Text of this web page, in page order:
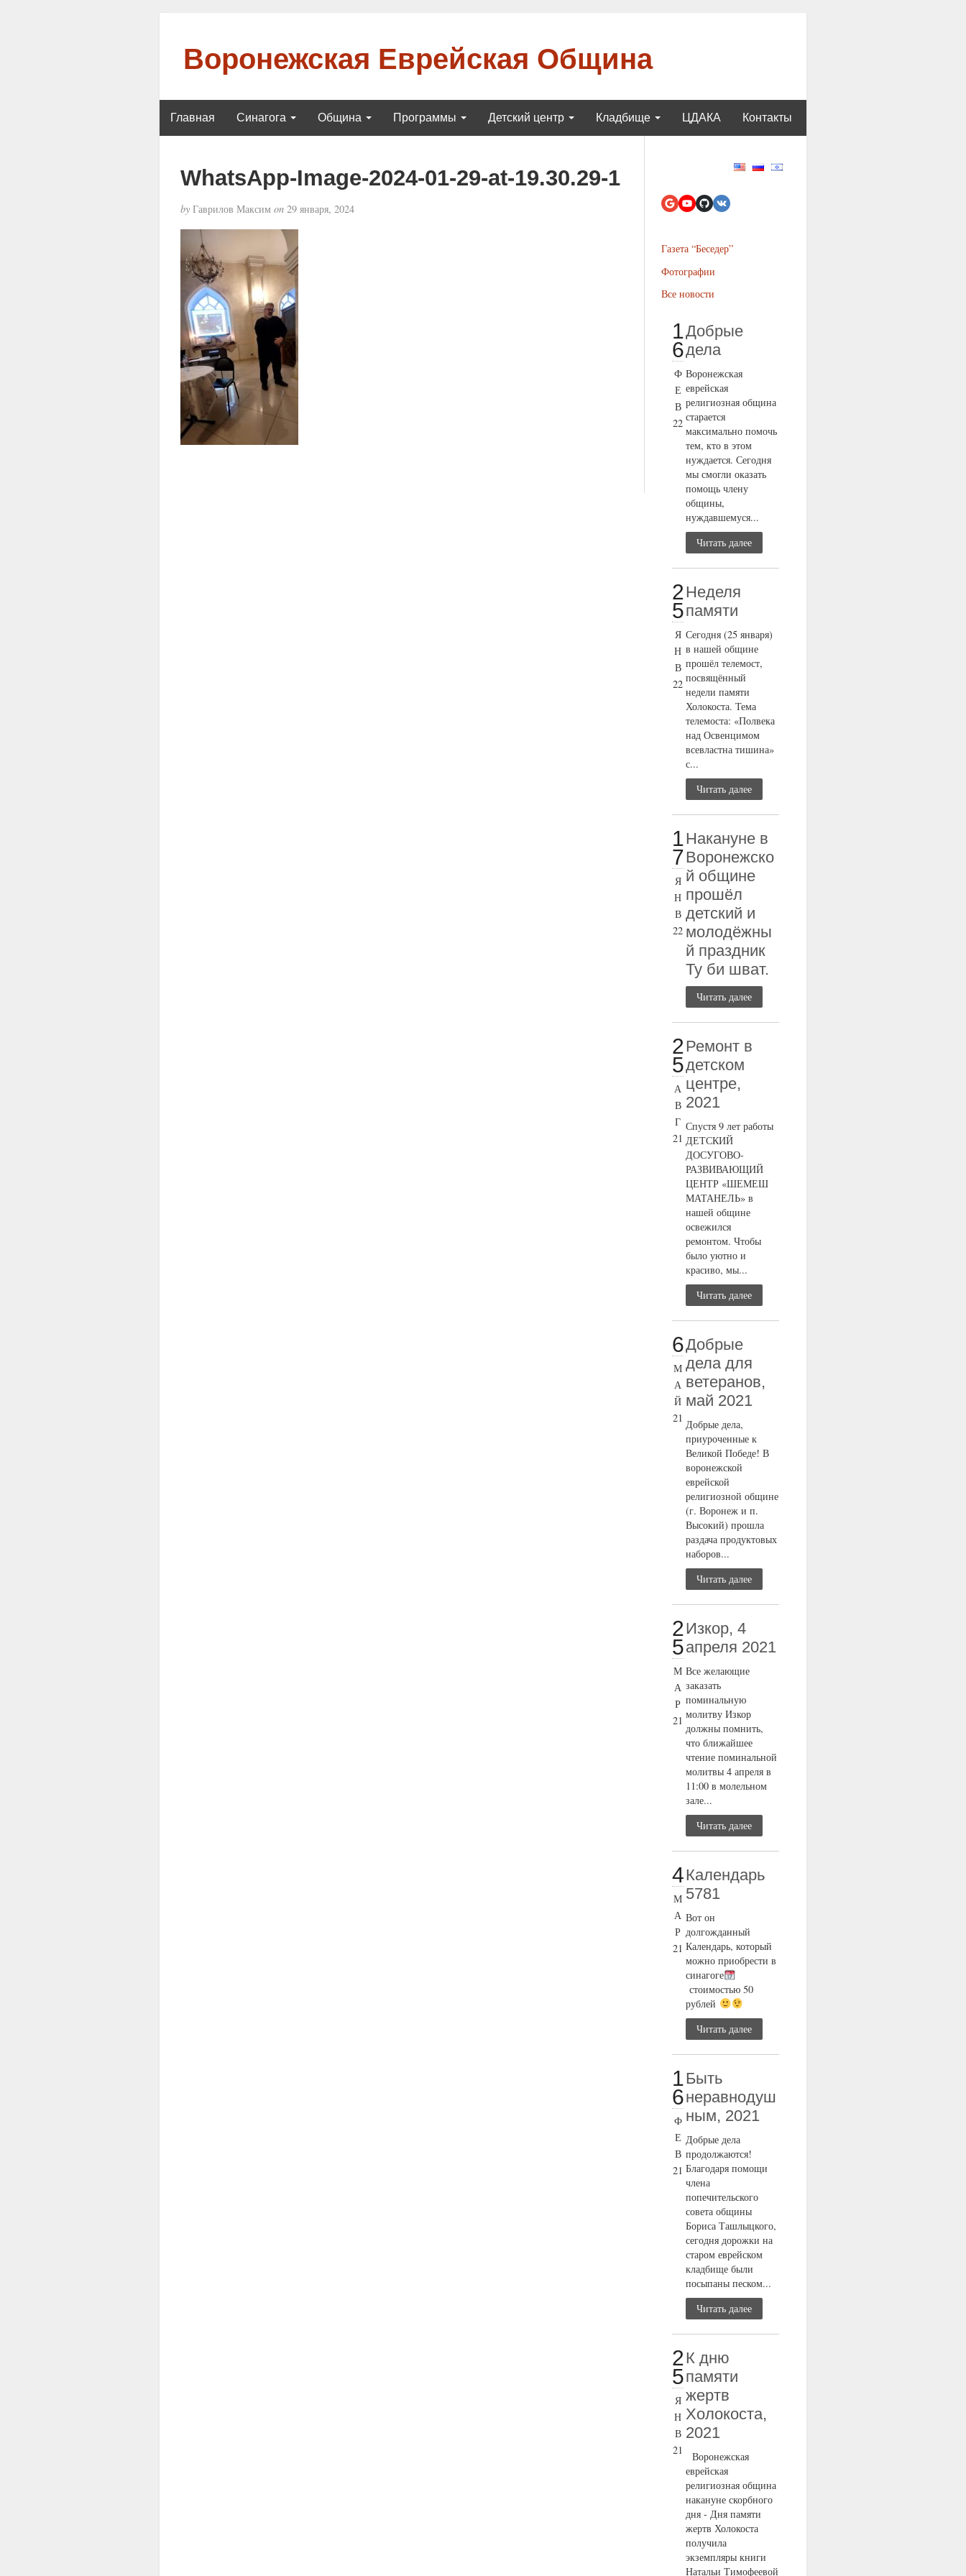
Воронежская Еврейская Община
Главная Синагога Община Программы Детский центр Кладбище ЦДАКА Контакты
WhatsApp-Image-2024-01-29-at-19.30.29-1
byГаврилов Максим on29 января, 2024
Газета “Беседер”
Фотографии
Все новости
1
6
Ф
Е
В
22
Добрые
дела
Воронежская
еврейская
религиозная община
старается
максимально помочь
тем, кто в этом
нуждается. Сегодня
мы смогли оказать
помощь члену
общины,
нуждавшемуся...
Читать далее
2
5
Я
Н
В
22
Неделя
памяти
Сегодня (25 января)
в нашей общине
прошёл телемост,
посвящённый
недели памяти
Холокоста. Тема
телемоста: «Полвека
над Освенцимом
всевластна тишина»
с...
Читать далее
1
7
Я
Н
В
22
Накануне в
Воронежско
й общине
прошёл
детский и
молодёжны
й праздник
Ту би шват.
Читать далее
2
5
А
В
Г
21
Ремонт в
детском
центре,
2021
Спустя 9 лет работы
ДЕТСКИЙ
ДОСУГОВО-
РАЗВИВАЮЩИЙ
ЦЕНТР «ШЕМЕШ
МАТАНЕЛЬ» в
нашей общине
освежился
ремонтом. Чтобы
было уютно и
красиво, мы...
Читать далее
6
М
А
Й
21
Добрые
дела для
ветеранов,
май 2021
Добрые дела,
приуроченные к
Великой Победе! В
воронежской
еврейской
религиозной общине
(г. Воронеж и п.
Высокий) прошла
раздача продуктовых
наборов...
Читать далее
2
5
М
А
Р
21
Изкор, 4
апреля 2021
Все желающие
заказать
поминальную
молитву Изкор
должны помнить,
что ближайшее
чтение поминальной
молитвы 4 апреля в
11:00 в молельном
зале...
Читать далее
4
М
А
Р
21
Календарь
5781
Вот он
долгожданный
Календарь, который
можно приобрести в
синагоге
стоимостью 50
рублей
Читать далее
1
6
Ф
Е
В
21
Быть
неравнодуш
ным, 2021
Добрые дела
продолжаются!
Благодаря помощи
члена
попечительского
совета общины
Бориса Ташлыцкого,
сегодня дорожки на
старом еврейском
кладбище были
посыпаны песком...
Читать далее
2
5
Я
Н
В
21
К дню
памяти
жертв
Холокоста,
2021
Воронежская
еврейская
религиозная община
накануне скорбного
дня - Дня памяти
жертв Холокоста
получила
экземпляры книги
Натальи Тимофеевой